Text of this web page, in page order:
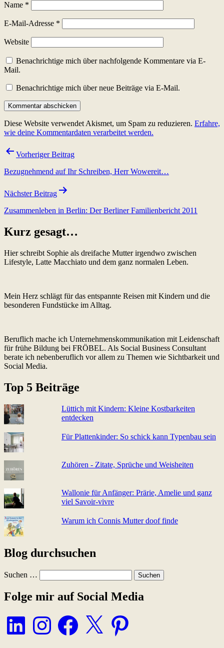
Name *
E-Mail-Adresse *
Website
Benachrichtige mich über nachfolgende Kommentare via E-
Mail.
Benachrichtige mich über neue Beiträge via E-Mail.
Diese Website verwendet Akismet, um Spam zu reduzieren. Erfahre,
wie deine Kommentardaten verarbeitet werden.
Beitragsnavigation
Vorheriger Beitrag
Bezugnehmend auf Ihr Schreiben, Herr Wowereit…
Nächster Beitrag
Zusammenleben in Berlin: Der Berliner Familienbericht 2011
Kurz gesagt…
Hier schreibt Sophie als dreifache Mutter irgendwo zwischen
Lifestyle, Latte Macchiato und dem ganz normalen Leben.
Mein Herz schlägt für das entspannte Reisen mit Kindern und die
besonderen Fundstücke im Alltag.
Beruflich mache ich Unternehmenskommunikation mit Leidenschaft
für frühe Bildung bei FRÖBEL. Als Social Business Consultant
berate ich nebenberuflich vor allem zu Themen wie Sichtbarkeit und
Social Media.
Top 5 Beiträge
Lüttich mit Kindern: Kleine Kostbarkeiten
entdecken
Für Plattenkinder: So schick kann Typenbau sein
Zuhören - Zitate, Sprüche und Weisheiten
Wallonie für Anfänger: Prärie, Amelie und ganz
viel Sa­voir-vi­v­re
Warum ich Connis Mutter doof finde
Blog durchsuchen
Suchen …
Folge mir auf Social Media
LinkedIn Instagram FacebookX Pinterest